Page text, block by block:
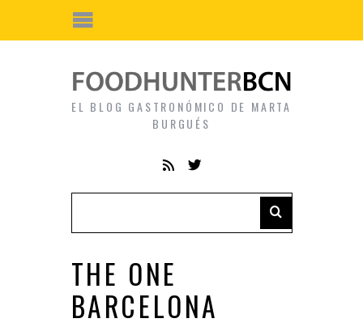
EL BLOG GASTRONÓMICO DE MARTA
BURGUÉS
THE ONE
BARCELONA